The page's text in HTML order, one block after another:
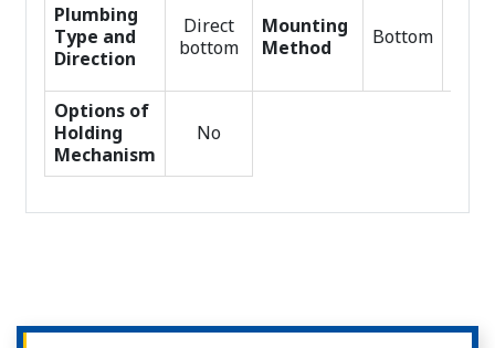
Plumbing
Type and
Direction
Direct
bottom
Mounting
Method
Bottom
Options of
Holding
Mechanism
No